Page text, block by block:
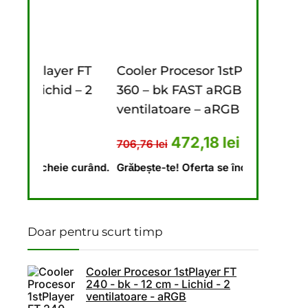
669,49 lei.
465,49 lei.
673,10 lei.
curent este: 448,69 lei.
Cooler Procesor 1stPlayer FT
360 – bk FAST aRGB – 12 cm – 3
ventilatoare – aRGB
Prețul inițial a fost: 706,76
472,18leiPrețul curent este:
Grăbește-te! Oferta se încheie curând.
Doar pentru scurt timp
Cooler Procesor 1stPlayer FT
240 - bk - 12 cm - Lichid - 2
ventilatoare - aRGB